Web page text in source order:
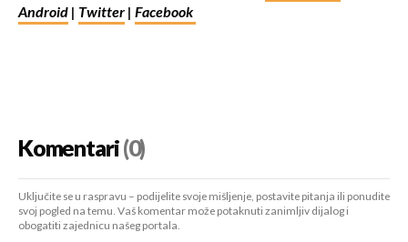
Android | Twitter | Facebook
Komentari(0)
Uključite se u raspravu – podijelite svoje mišljenje, postavite pitanja ili ponudite
svoj pogled na temu. Vaš komentar može potaknuti zanimljiv dijalog i
obogatiti zajednicu našeg portala.